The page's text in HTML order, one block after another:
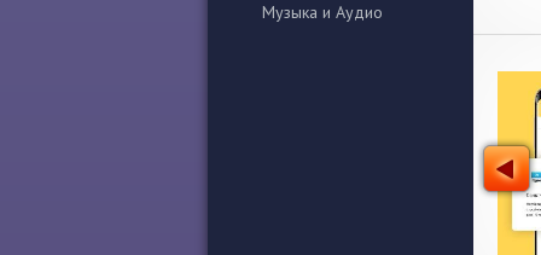
Музыка и Аудио